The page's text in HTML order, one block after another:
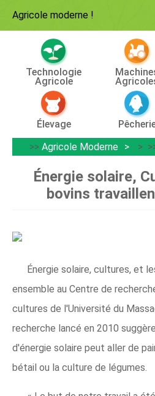
Agricole moderne !
Technologie
Agricole
Élevage
>> Agricole Moderne >
Énergie solaire,
bovins
Énergie solaire, cultures, et
ensemble au Centre de
cultures de l'Université du
recherche lancé en 2010
d'énergie solaire peut aller de
bétail ou la culture de légumes.